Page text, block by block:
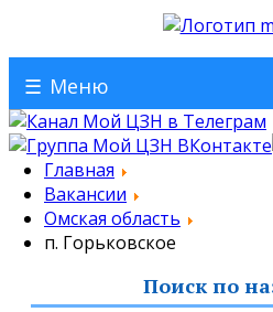
☰ Меню
Главная
Вакансии
Омская область
п. Горьковское
Поиск по